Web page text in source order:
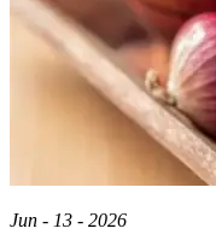
Jun - 13 - 2026